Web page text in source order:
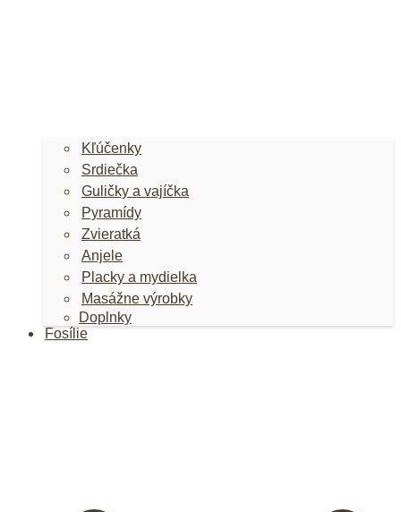
Kľúčenky
Srdiečka
Guličky a vajíčka
Pyramídy
Zvieratká
Anjele
Placky a mydielka
Masážne výrobky
Doplnky
Fosílie